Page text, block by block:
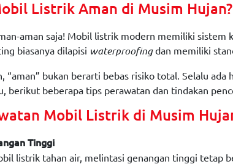
Listrik Aman di Musim Hujan?
aman saja! Mobil listrik modern memiliki
biasanya dilapisi waterproofingdan memiliki
“aman” bukan berarti bebas risiko total. Selalu
berikut beberapa tips perawatan dan tindakan
Mobil Listrik di Musim
Tinggi
listrik tahan air, melintasi genangan tinggi tetap